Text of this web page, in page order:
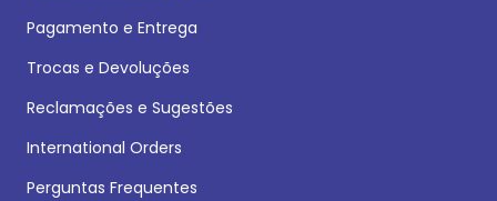
Pagamento e Entrega
Trocas e Devoluções
Reclamações e Sugestões
International Orders
Perguntas Frequentes